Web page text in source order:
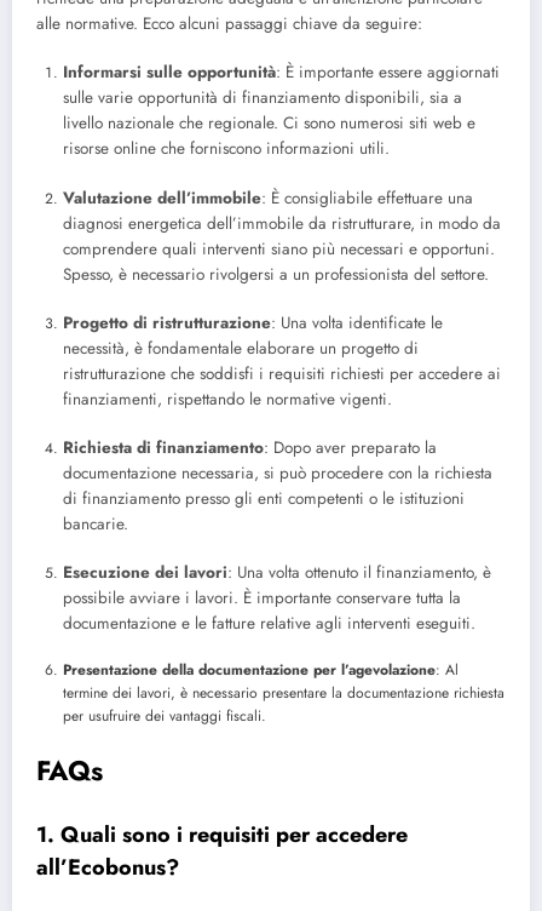
alle normative. Ecco alcuni passaggi chiave da seguire:
Informarsi sulle opportunità: È importante essere aggiornati
sulle varie opportunità di finanziamento disponibili, sia a
livello nazionale che regionale. Ci sono numerosi siti web e
risorse online che forniscono informazioni utili.
Valutazione dell’immobile: È consigliabile effettuare una
diagnosi energetica dell’immobile da ristrutturare, in modo da
comprendere quali interventi siano più necessari e opportuni.
Spesso, è necessario rivolgersi a un professionista del settore.
Progetto di ristrutturazione: Una volta identificate le
necessità, è fondamentale elaborare un progetto di
ristrutturazione che soddisfi i requisiti richiesti per accedere ai
finanziamenti, rispettando le normative vigenti.
Richiesta di finanziamento: Dopo aver preparato la
documentazione necessaria, si può procedere con la richiesta
di finanziamento presso gli enti competenti o le istituzioni
bancarie.
Esecuzione dei lavori: Una volta ottenuto il finanziamento, è
possibile avviare i lavori. È importante conservare tutta la
documentazione e le fatture relative agli interventi eseguiti.
Presentazione della documentazione per l’agevolazione: Al
termine dei lavori, è necessario presentare la documentazione richiesta
per usufruire dei vantaggi fiscali.
FAQs
1. Quali sono i requisiti per accedere
all’Ecobonus?